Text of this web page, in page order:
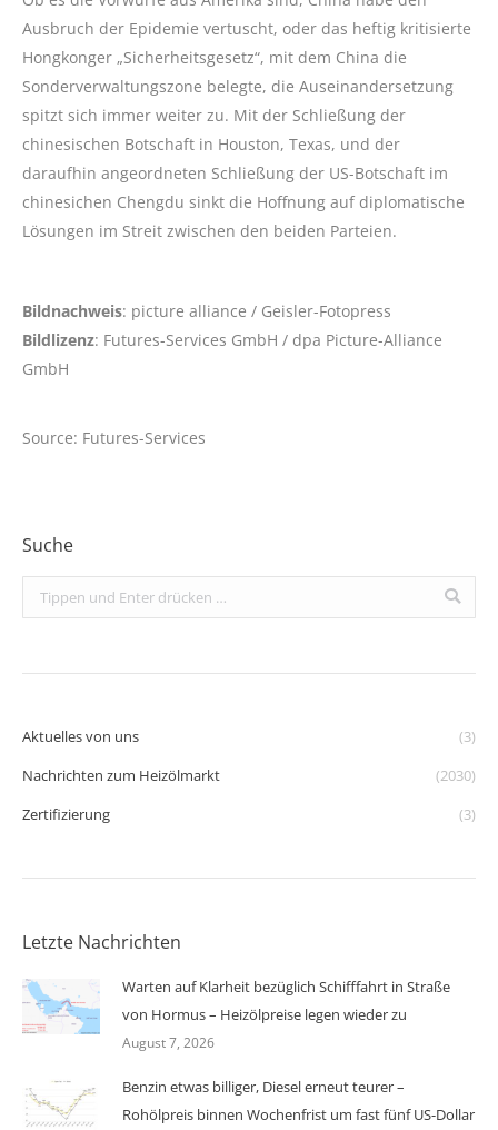
Ausbruch der Epidemie vertuscht, oder das heftig kritisierte
Hongkonger „Sicherheitsgesetz“, mit dem China die
Sonderverwaltungszone belegte, die Auseinandersetzung
spitzt sich immer weiter zu. Mit der Schließung der
chinesischen Botschaft in Houston, Texas, und der
daraufhin angeordneten Schließung der US-Botschaft im
chinesichen Chengdu sinkt die Hoffnung auf diplomatische
Lösungen im Streit zwischen den beiden Parteien.
Bildnachweis: picture alliance / Geisler-Fotopress
Bildlizenz: Futures-Services GmbH / dpa Picture-Alliance
GmbH
Source: Futures-Services
Suche
Search:
Aktuelles von uns
(3)
Nachrichten zum Heizölmarkt
(2030)
Zertifizierung
(3)
Letzte Nachrichten
Warten auf Klarheit bezüglich Schifffahrt in Straße
von Hormus – Heizölpreise legen wieder zu
August 7, 2026
Benzin etwas billiger, Diesel erneut teurer –
Rohölpreis binnen Wochenfrist um fast fünf US-Dollar